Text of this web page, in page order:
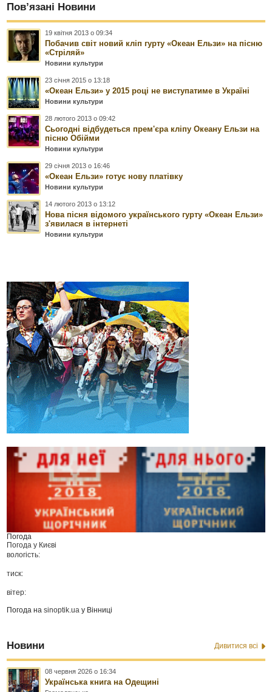
Пов’язані Новини
19 квітня 2013 о 09:34
Побачив світ новий кліп гурту «Океан Ельзи» на пісню
«Стріляй»
Новини культури
23 січня 2015 о 13:18
«Океан Ельзи» у 2015 році не виступатиме в Україні
Новини культури
28 лютого 2013 о 09:42
Сьогодні відбудеться прем'єра кліпу Океану Ельзи на
пісню Обійми
Новини культури
29 січня 2013 о 16:46
«Океан Ельзи» готує нову платівку
Новини культури
14 лютого 2013 о 13:12
Нова пісня відомого українського гурту «Океан Ельзи»
з'явилася в інтернеті
Новини культури
Погода
Погода у Києві
вологість:
тиск:
вітер:
Погода наsinoptik.ua у Вінниці
Новини Дивитися всі
08 червня 2026 о 16:34
Українська книга на Одещині